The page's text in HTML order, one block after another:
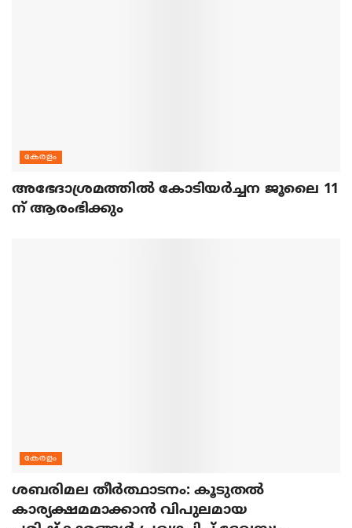
കേരളം
അഭേദാശ്രമത്തില്‍ കോടിയര്‍ച്ചന ജൂലൈ 11
ന് ആരംഭിക്കും
കേരളം
ശബരിമല തീര്‍ത്ഥാടനം: കൂടുതല്‍
കാര്യക്ഷമമാക്കാന്‍ വിപുലമായ